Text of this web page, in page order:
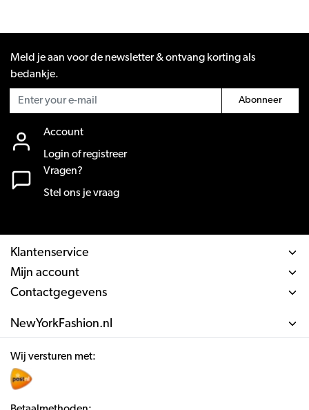
Meld je aan voor de newsletter & ontvang korting als
bedankje.
Abonneer
Account
Login of registreer
Vragen?
Stel ons je vraag
Klantenservice
Mijn account
Contactgegevens
NewYorkFashion.nl
Wij versturen met: